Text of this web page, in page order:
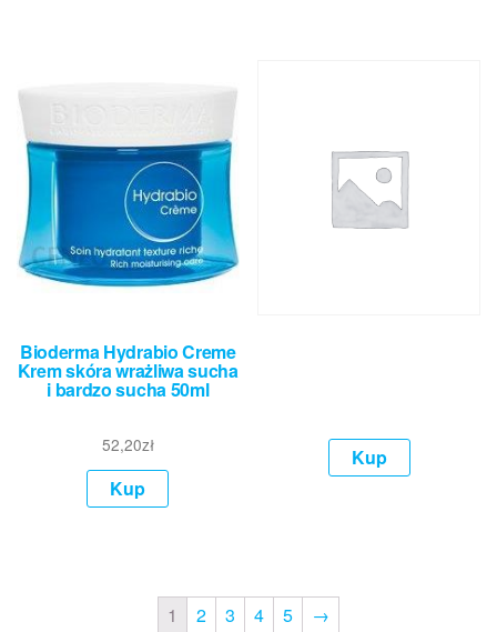
Bioderma Hydrabio Creme
Krem skóra wrażliwa sucha
i bardzo sucha 50ml
52,20zł
Kup
Kup
1 2 3 4 5 →